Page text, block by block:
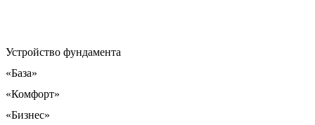
Устройство фундамента
«База»
«Комфорт»
«Бизнес»